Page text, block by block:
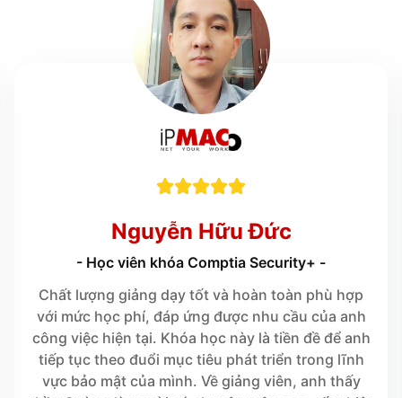

Nguyễn Hữu Đức
- Học viên khóa Comptia Security+ -
Chất lượng giảng dạy tốt và hoàn toàn phù hợp
với mức học phí, đáp ứng được nhu cầu của anh
công việc hiện tại. Khóa học này là tiền đề để anh
tiếp tục theo đuổi mục tiêu phát triển trong lĩnh
vực bảo mật của mình. Về giảng viên, anh thấy